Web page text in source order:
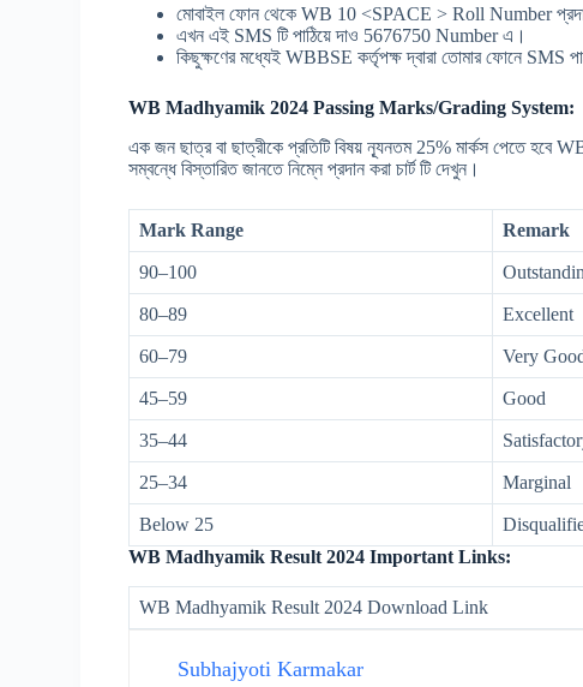
মোবাইল ফোন থেকে WB 10 <SPACE > Roll Number
এখন এই SMS টি পাঠিয়ে দাও 5676750 Number এ।
কিছুক্ষণের মধ্যেই WBBSE কর্তৃপক্ষ দ্বারা তোমার ফোনে SMS
WB Madhyamik 2024 Passing Marks/Grading System:
এক জন ছাত্র বা ছাত্রীকে প্রতিটি বিষয় ন্যূনতম 25% মার্কস পেতে
সম্বন্ধে বিস্তারিত জানতে নিম্নে প্রদান করা চার্ট টি দেখুন।
Mark Range Remark
90–100
80–89 Excellent
60–79 Very
45–59 Good
35–44
25–34 Marginal
Below 25
WB Madhyamik Result 2024 Important Links:
WB Madhyamik Result 2024 Download Link
Subhajyoti Karmakar